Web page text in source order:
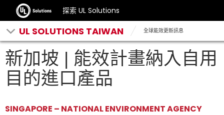
探索 UL Solutions
UL SOLUTIONS TAIWAN 全球能效更新訊息
新加坡 | 能效計畫納入自用
目的進口產品
SINGAPORE – NATIONAL ENVIRONMENT AGENCY